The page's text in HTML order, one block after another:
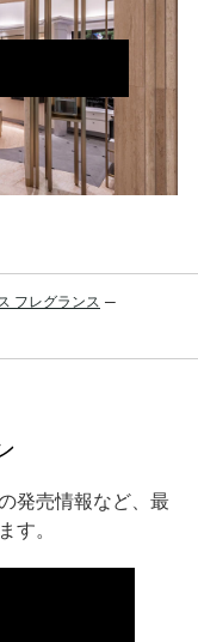
フレグランス —
発売情報など、最
す。